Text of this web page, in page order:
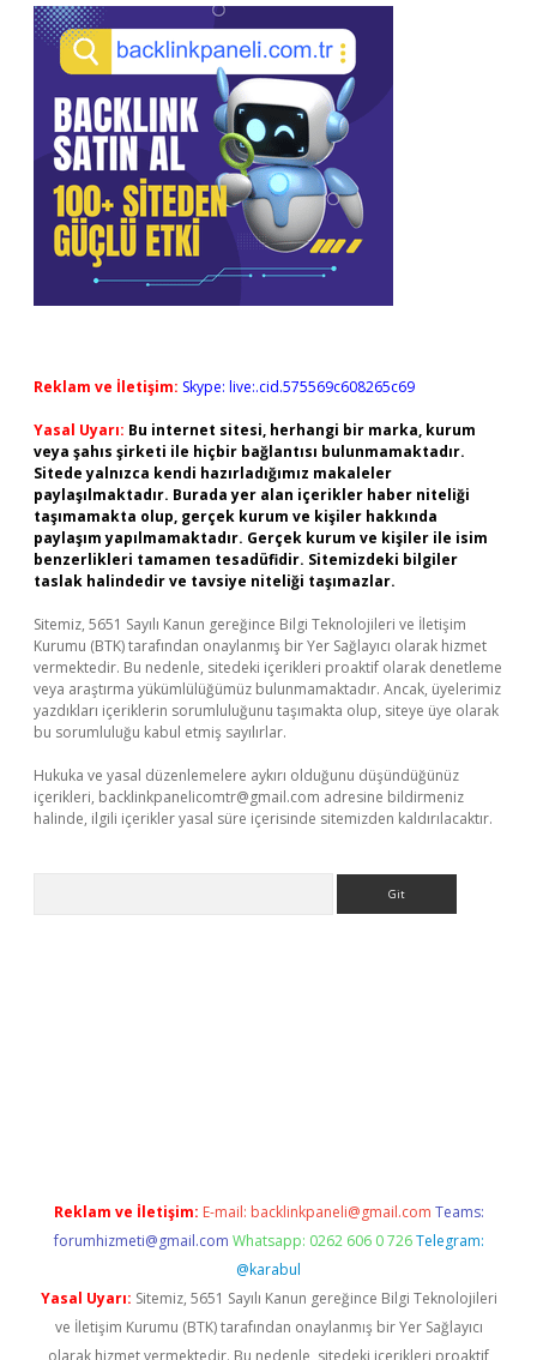
Reklam ve İletişim: Skype: live:.cid.575569c608265c69
Yasal Uyarı: Bu internet sitesi, herhangi bir marka, kurum
veya şahıs şirketi ile hiçbir bağlantısı bulunmamaktadır.
Sitede yalnızca kendi hazırladığımız makaleler
paylaşılmaktadır. Burada yer alan içerikler haber niteliği
taşımamakta olup, gerçek kurum ve kişiler hakkında
paylaşım yapılmamaktadır. Gerçek kurum ve kişiler ile isim
benzerlikleri tamamen tesadüfidir. Sitemizdeki bilgiler
taslak halindedir ve tavsiye niteliği taşımazlar.
Sitemiz, 5651 Sayılı Kanun gereğince Bilgi Teknolojileri ve İletişim
Kurumu (BTK) tarafından onaylanmış bir Yer Sağlayıcı olarak hizmet
vermektedir. Bu nedenle, sitedeki içerikleri proaktif olarak denetleme
veya araştırma yükümlülüğümüz bulunmamaktadır. Ancak, üyelerimiz
yazdıkları içeriklerin sorumluluğunu taşımakta olup, siteye üye olarak
bu sorumluluğu kabul etmiş sayılırlar.
Hukuka ve yasal düzenlemelere aykırı olduğunu düşündüğünüz
içerikleri, backlinkpanelicomtr@gmail.com adresine bildirmeniz
halinde, ilgili içerikler yasal süre içerisinde sitemizden kaldırılacaktır.
Reklam ve İletişim: E-mail: backlinkpaneli@gmail.com Teams:
forumhizmeti@gmail.com Whatsapp: 0262 606 0 726 Telegram:
@karabul
Yasal Uyarı: Sitemiz, 5651 Sayılı Kanun gereğince Bilgi Teknolojileri
ve İletişim Kurumu (BTK) tarafından onaylanmış bir Yer Sağlayıcı
olarak hizmet vermektedir. Bu nedenle, sitedeki içerikleri proaktif